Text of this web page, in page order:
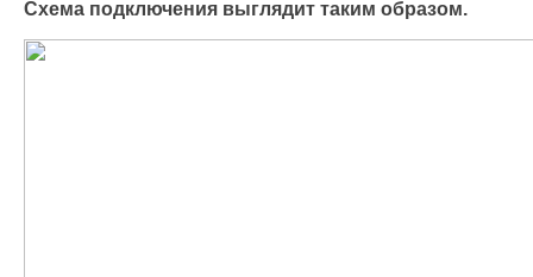
Схема подключения выглядит таким образом.